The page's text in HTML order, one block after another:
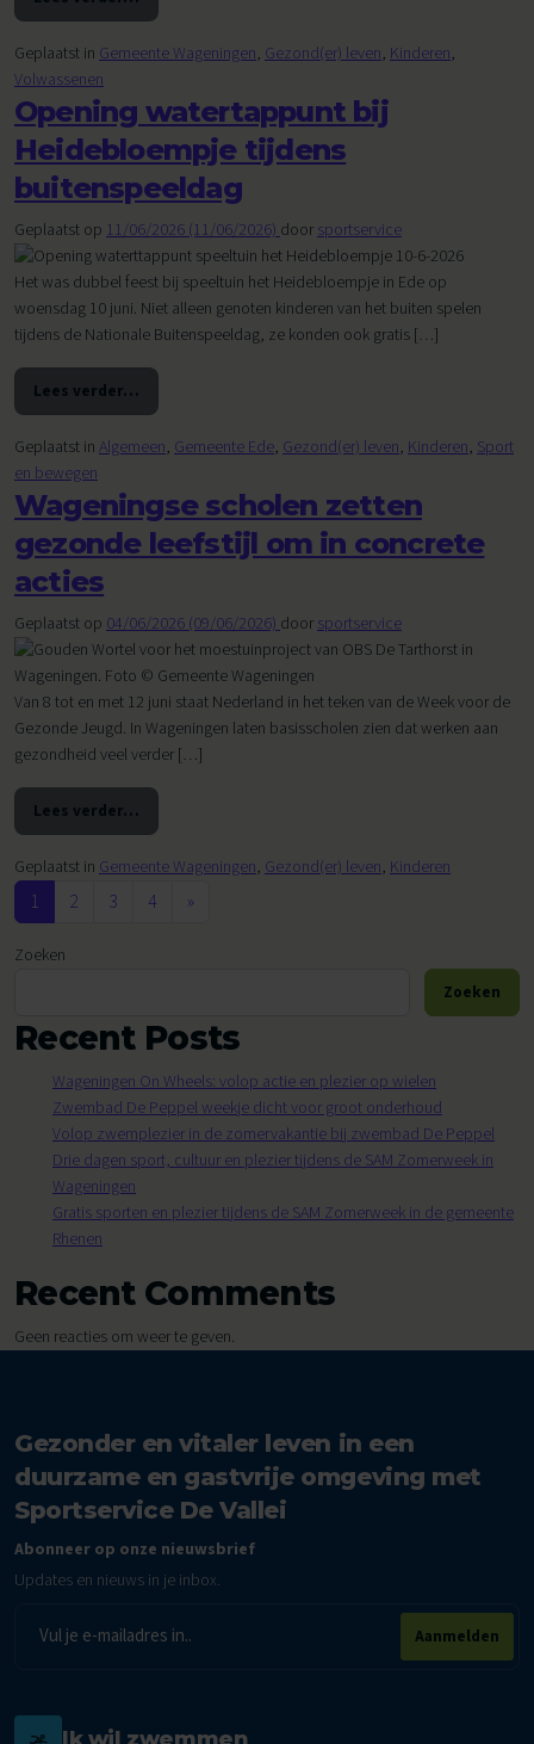
Geplaatst in Gemeente Wageningen, Gezond(er) leven, Kinderen,
Volwassenen
Opening watertappunt bij
Heidebloempje tijdens
buitenspeeldag
Geplaatst op 11/06/2026 (11/06/2026) door sportservice
Het was dubbel feest bij speeltuin het Heidebloempje in Ede op
woensdag 10 juni. Niet alleen genoten kinderen van het buiten spelen
tijdens de Nationale Buitenspeeldag, ze konden ook gratis […]
Lees verder…from Opening watertappunt bij Heidebloempje tijdens
Geplaatst in Algemeen, Gemeente Ede, Gezond(er) leven, Kinderen, Sport
en bewegen
Wageningse scholen zetten
gezonde leefstijl om in concrete
acties
Geplaatst op 04/06/2026(09/06/2026)doorsportservice
Van 8 tot en met 12 juni staat Nederland in het teken van de Week voor de
Gezonde Jeugd. In Wageningen laten basisscholen zien dat werken aan
gezondheid veel verder […]
Lees verder…from Wageningse scholen zetten gezonde leefstijl om in
Geplaatst in Gemeente Wageningen, Gezond(er) leven, Kinderen
Berichten navigatie
1 2 3 4 »
Zoeken
Zoeken
Recent Posts
Wageningen On Wheels: volop actie en plezier op wielen
Zwembad De Peppel weekje dicht voor groot onderhoud
Volop zwemplezier in de zomervakantie bij zwembad De Peppel
Drie dagen sport, cultuur en plezier tijdens de SAM Zomerweek in
Wageningen
Gratis sporten en plezier tijdens de SAM Zomerweek in de gemeente
Rhenen
Recent Comments
Geen reacties om weer te geven.
Gezonder en vitaler leven in een
duurzame en gastvrije omgeving met
Sportservice De Vallei
Abonneer op onze nieuwsbrief
Updates en nieuws in je inbox.
E-
mailadres
Aanmelden